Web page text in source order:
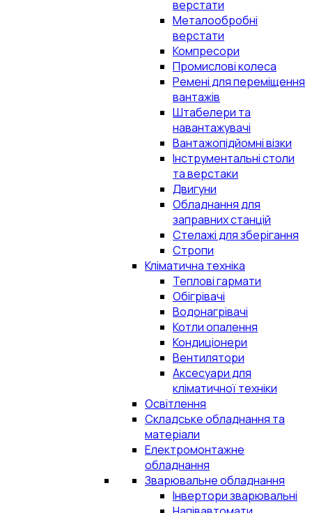
верстати
Металообробні
верстати
Компресори
Промислові колеса
Ремені для переміщення
вантажів
Штабелери та
навантажувачі
Вантажопідйомні візки
Інструментальні столи
та верстаки
Двигуни
Обладнання для
заправних станцій
Стелажі для зберігання
Стропи
Кліматична техніка
Теплові гармати
Обігрівачі
Водонагрівачі
Котли опалення
Кондиціонери
Вентилятори
Аксесуари для
кліматичної техніки
Освітлення
Складське обладнання та
матеріали
Електромонтажне
обладнання
Зварювальне обладнання
Інвертори зварювальні